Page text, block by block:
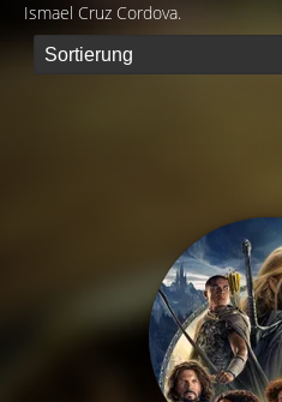
Ismael Cruz Cordova.